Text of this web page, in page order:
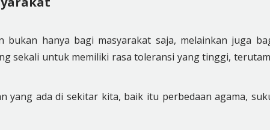
bukan hanya bagi masyarakat saja, melainkan juga
sekali untuk memiliki rasa toleransi yang tinggi,
yang ada di sekitar kita, baik itu perbedaan agama,